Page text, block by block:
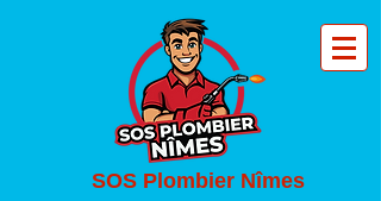
SOS Plombier Nîmes